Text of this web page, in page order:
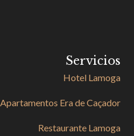
Servicios
Hotel Lamoga
Apartamentos Era de Caçador
Restaurante Lamoga